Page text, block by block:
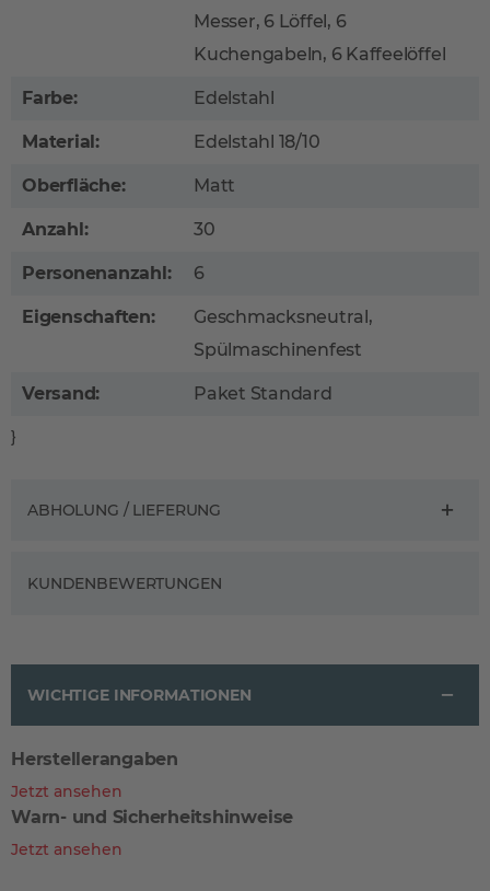
Messer, 6 Löffel, 6
Kuchengabeln, 6 Kaffeelöffel
Farbe: Edelstahl
Material: Edelstahl 18/10
Oberfläche: Matt
Anzahl: 30
Personenanzahl: 6
Eigenschaften:
Geschmacksneutral,
Spülmaschinenfest
Versand: Paket Standard
}
ABHOLUNG / LIEFERUNG
KUNDENBEWERTUNGEN
WICHTIGE INFORMATIONEN
Herstellerangaben
Jetzt ansehen
Warn- und Sicherheitshinweise
Jetzt ansehen